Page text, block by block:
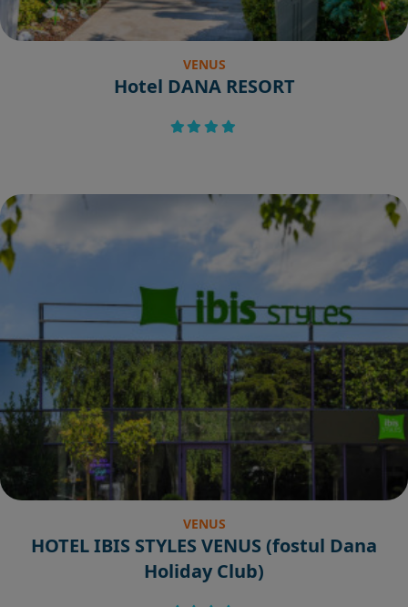
VENUS
Hotel DANA RESORT
VENUS
HOTEL IBIS STYLES VENUS (fostul Dana
Holiday Club)